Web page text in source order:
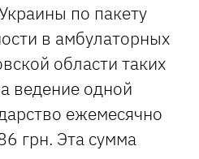
по пакету
в амбулаторных
области таких
ведение одной
ежемесячно
грн. Эта сумма